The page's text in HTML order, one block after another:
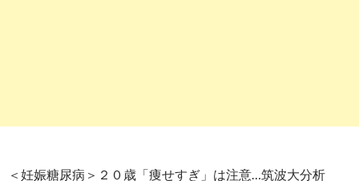
＜妊娠糖尿病＞２０歳「痩せすぎ」は注意…筑波大分析